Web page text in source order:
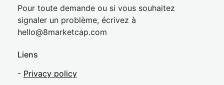
Pour toute demande ou si vous souhaitez
signaler un problème, écrivez à
hello@8marketcap.com
Liens
- Privacy policy